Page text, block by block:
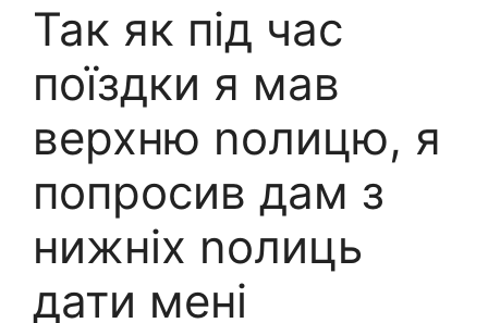
Так як під час
поїздки я мав
верхню nолицю, я
попросив дам з
нижніх nолиць
дати мені